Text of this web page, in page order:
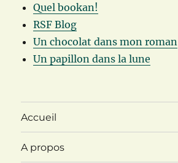
Quel bookan!
RSF Blog
Un chocolat dans mon roman
Un papillon dans la lune
Accueil
A propos